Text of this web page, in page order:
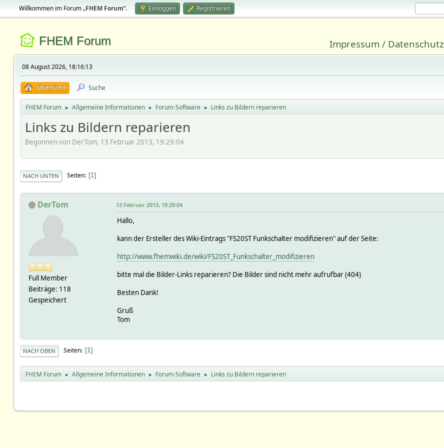
Willkommen im Forum „FHEM Forum“. Einloggen Registrieren
FHEM Forum Impressum / Datenschutz
08 August 2026, 18:16:13
Übersicht Suche
FHEM Forum ► Allgemeine Informationen ► Forum-Software ► Links zu Bildern reparieren
Links zu Bildern reparieren
Begonnen von DerTom, 13 Februar 2013, 19:29:04
NACH UNTEN Seiten 1
DerTom
Full Member
Beiträge: 118
Gespeichert
13 Februar 2013, 19:29:04
Hallo,
kann der Ersteller des Wiki-Eintrags "FS20ST Funkschalter modifizieren" auf der Seite:
http://www.fhemwiki.de/wiki/FS20ST_Funkschalter_modifizieren
bitte mal die Bilder-Links reparieren? Die Bilder sind nicht mehr aufrufbar (404)
Besten Dank!
Gruß
Tom
NACH OBEN Seiten 1
FHEM Forum ► Allgemeine Informationen ► Forum-Software ► Links zu Bildern reparieren